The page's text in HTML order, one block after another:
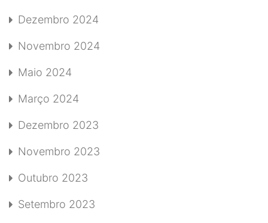
Dezembro 2024
Novembro 2024
Maio 2024
Março 2024
Dezembro 2023
Novembro 2023
Outubro 2023
Setembro 2023